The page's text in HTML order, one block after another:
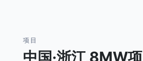
项目
中国·浙江 8MW